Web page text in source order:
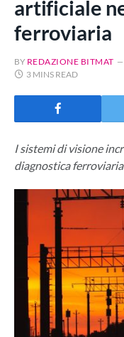
artificiale
ferroviaria
BY REDAZIONE BITMAT
3 MINS READ
I sistemi di visione
diagnostica